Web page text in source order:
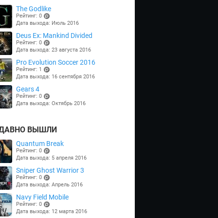
The Godlike
Рейтинг: 0
(points)
Дата выхода: Июль 2016
Deus Ex: Mankind Divided
Рейтинг: 0
(points)
Дата выхода: 23 августа 2016
Pro Evolution Soccer 2016
Рейтинг: 1
(points)
Дата выхода: 16 сентября 2016
Gears 4
Рейтинг: 0
(points)
Дата выхода: Октябрь 2016
ВЫШЛИ
Quantum Break
Рейтинг: 0
(points)
Дата выхода: 5 апреля 2016
Sniper Ghost Warrior 3
Рейтинг: 0
(points)
Дата выхода: Апрель 2016
Navy Field Mobile
Рейтинг: 0
(points)
Дата выхода: 12 марта 2016